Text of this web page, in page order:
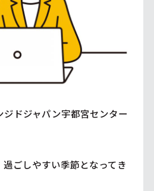
ドジャパン宇都宮センター
ごしやすい季節となってき